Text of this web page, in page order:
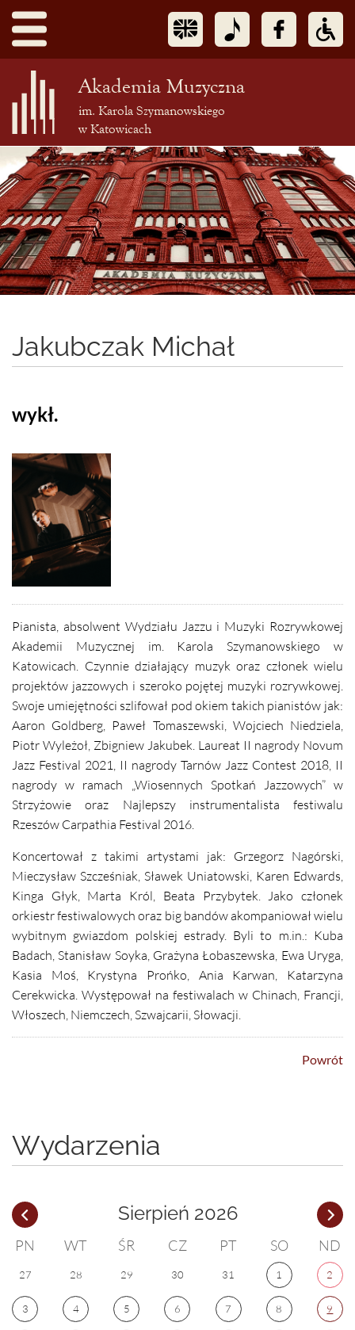
Akademia Muzyczna
im. Karola Szymanowskiego
w Katowicach
Jakubczak Michał
wykł.
Pianista, absolwent Wydziału Jazzu i Muzyki Rozrywkowej
Akademii Muzycznej im. Karola Szymanowskiego w
Katowicach. Czynnie działający muzyk oraz członek wielu
projektów jazzowych i szeroko pojętej muzyki rozrywkowej.
Swoje umiejętności szlifował pod okiem takich pianistów jak:
Aaron Goldberg, Paweł Tomaszewski, Wojciech Niedziela,
Piotr Wyleżoł, Zbigniew Jakubek. Laureat II nagrody Novum
Jazz Festival 2021, II nagrody Tarnów Jazz Contest 2018, II
nagrody w ramach „Wiosennych Spotkań Jazzowych” w
Strzyżowie oraz Najlepszy instrumentalista festiwalu
Rzeszów Carpathia Festival 2016.
Koncertował z takimi artystami jak: Grzegorz Nagórski,
Mieczysław Szcześniak, Sławek Uniatowski, Karen Edwards,
Kinga Głyk, Marta Król, Beata Przybytek. Jako członek
orkiestr festiwalowych oraz big bandów akompaniował wielu
wybitnym gwiazdom polskiej estrady. Byli to m.in.: Kuba
Badach, Stanisław Soyka, Grażyna Łobaszewska, Ewa Uryga,
Kasia Moś, Krystyna Prońko, Ania Karwan, Katarzyna
Cerekwicka. Występował na festiwalach w Chinach, Francji,
Włoszech, Niemczech, Szwajcarii, Słowacji.
Powrót
Wydarzenia
Sierpień 2026
PN WT ŚR CZ PT SO ND
27 28 29 30 31 1 2
3 4 5 6 7 8 9